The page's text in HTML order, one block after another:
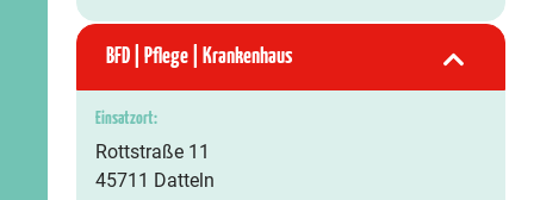
BFD | Pflege | Krankenhaus
Einsatzort:
Rottstraße 11
45711 Datteln